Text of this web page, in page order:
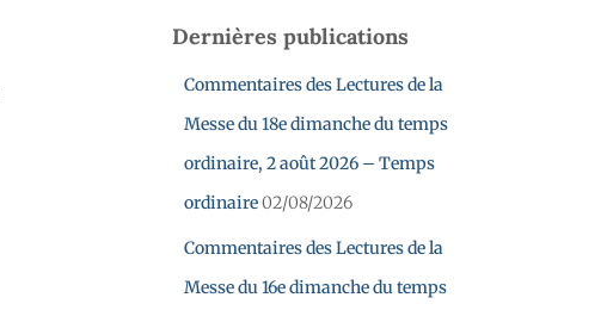
Dernières publications
Commentaires des Lectures de la
Messe du 18e dimanche du temps
ordinaire, 2 août 2026 – Temps
ordinaire02/08/2026
Commentaires des Lectures de la
Messe du 16e dimanche du temps